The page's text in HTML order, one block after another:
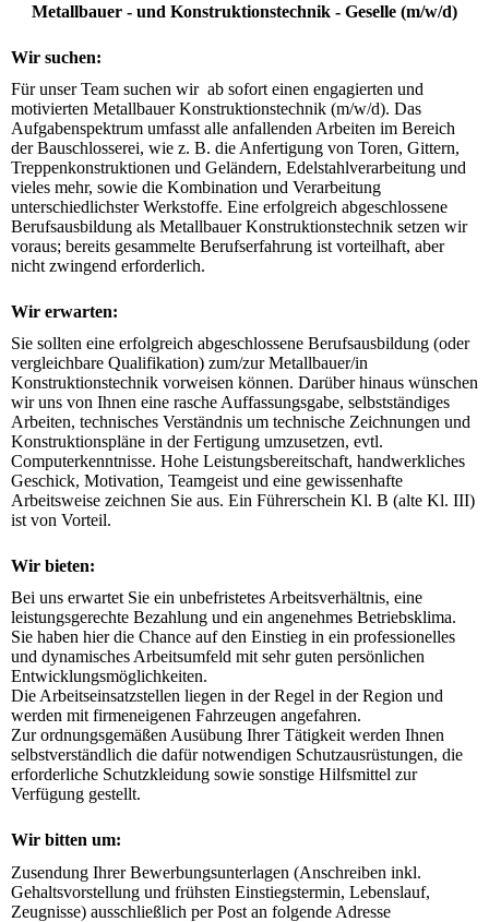
Metallbauer - und Konstruktionstechnik - Geselle (m/w/d)
Wir suchen:
Für unser Team suchen wir  ab sofort einen engagierten und
motivierten Metallbauer Konstruktionstechnik (m/w/d). Das
Aufgabenspektrum umfasst alle anfallenden Arbeiten im Bereich
der Bauschlosserei, wie z. B. die Anfertigung von Toren, Gittern,
Treppenkonstruktionen und Geländern, Edelstahlverarbeitung und
vieles mehr, sowie die Kombination und Verarbeitung
unterschiedlichster Werkstoffe. Eine erfolgreich abgeschlossene
Berufsausbildung als Metallbauer Konstruktionstechnik setzen wir
voraus; bereits gesammelte Berufserfahrung ist vorteilhaft, aber
nicht zwingend erforderlich.
Wir erwarten:
Sie sollten eine erfolgreich abgeschlossene Berufsausbildung (oder
vergleichbare Qualifikation) zum/zur Metallbauer/in
Konstruktionstechnik vorweisen können. Darüber hinaus wünschen
wir uns von Ihnen eine rasche Auffassungsgabe, selbstständiges
Arbeiten, technisches Verständnis um technische Zeichnungen und
Konstruktionspläne in der Fertigung umzusetzen, evtl.
Computerkenntnisse. Hohe Leistungsbereitschaft, handwerkliches
Geschick, Motivation, Teamgeist und eine gewissenhafte
Arbeitsweise zeichnen Sie aus. Ein Führerschein Kl. B (alte Kl. III)
ist von Vorteil.
Wir bieten:
Bei uns erwartet Sie ein unbefristetes Arbeitsverhältnis, eine
leistungsgerechte Bezahlung und ein angenehmes Betriebsklima.
Sie haben hier die Chance auf den Einstieg in ein professionelles
und dynamisches Arbeitsumfeld mit sehr guten persönlichen
Entwicklungsmöglichkeiten.
Die Arbeitseinsatzstellen liegen in der Regel in der Region und
werden mit firmeneigenen Fahrzeugen angefahren.
Zur ordnungsgemäßen Ausübung Ihrer Tätigkeit werden Ihnen
selbstverständlich die dafür notwendigen Schutzausrüstungen, die
erforderliche Schutzkleidung sowie sonstige Hilfsmittel zur
Verfügung gestellt.
Wir bitten um:
Zusendung Ihrer Bewerbungsunterlagen (Anschreiben inkl.
Gehaltsvorstellung und frühsten Einstiegstermin, Lebenslauf,
Zeugnisse) ausschließlich per Post an folgende Adresse